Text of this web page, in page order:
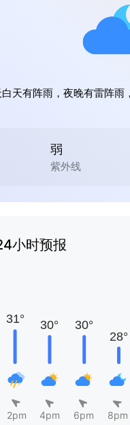
天有阵雨，夜晚有雷阵雨
弱
紫外线
小时预报
2pm 4pm 6pm 8pm